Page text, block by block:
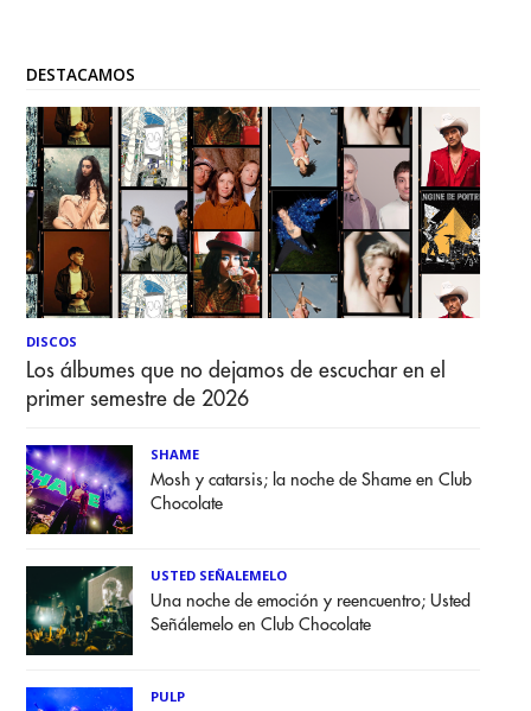
DESTACAMOS
DISCOS
Los álbumes que no dejamos de escuchar en el
primer semestre de 2026
SHAME
Mosh y catarsis; la noche de Shame en Club
Chocolate
USTED SEÑALEMELO
Una noche de emoción y reencuentro; Usted
Señálemelo en Club Chocolate
PULP